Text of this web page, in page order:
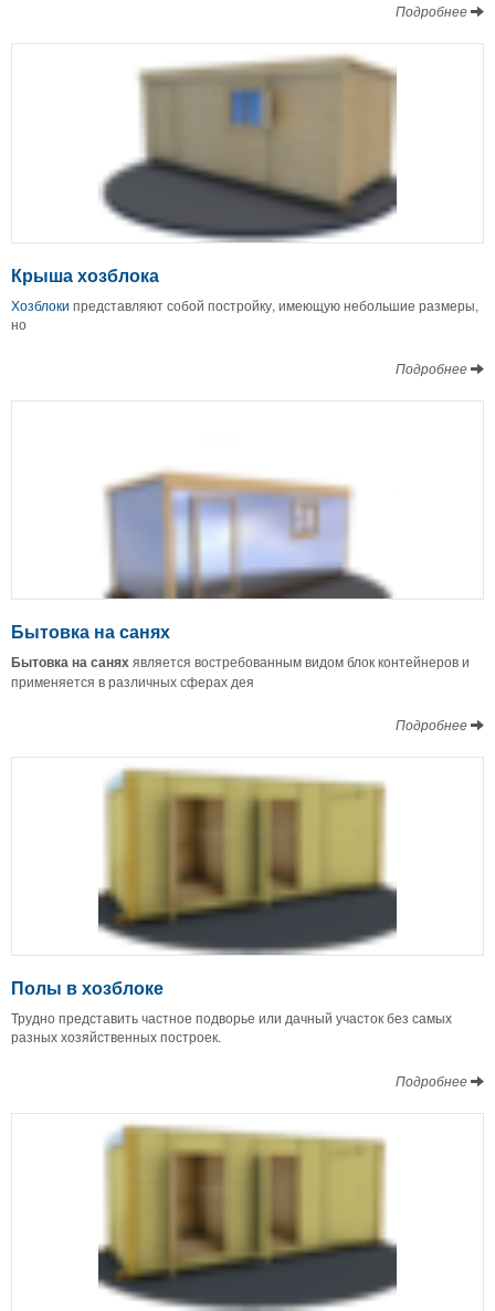
Подробнее
Крыша хозблока
Хозблоки представляют собой постройку, имеющую небольшие размеры,
но
Подробнее
Бытовка на санях
Бытовка на саняхявляется востребованным видом блок контейнеров и
применяется в различных сферах дея
Подробнее
Полы в хозблоке
Трудно представить частное подворье или дачный участок без самых
разных хозяйственных построек.
Подробнее